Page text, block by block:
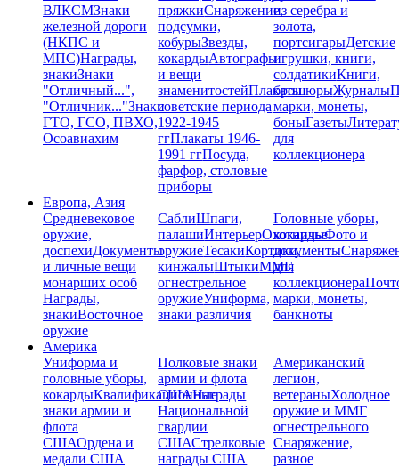
ВЛКСМЗнаки
железной дороги
(НКПС и
МПС)Награды,
знакиЗнаки
"Отличный...",
"Отличник..."Знаки
ГТО, ГСО, ПВХО,
Осоавиахим
пряжкиСнаряжение,
подсумки,
кобурыЗвезды,
кокардыАвтографы
и вещи
знаменитостейПлакаты
советские периода
1922-1945
ггПлакаты 1946-
1991 ггПосуда,
фарфор, столовые
приборы
из серебра и
золота,
портсигарыДетские
игрушки, книги,
солдатикиКниги,
брошюрыЖурналы
марки, монеты,
боныГазеты
для
коллекционера
Европа, Азия
Средневековое
оружие,
доспехиДокументы
и личные вещи
монарших особ
Награды,
знакиВосточное
оружие
СаблиШпаги,
палашиИнтерьерОхотничье
оружиеТесакиКортики,
кинжалыШтыкиММГ,
огнестрельное
оружиеУниформа,
знаки различия
Головные уборы,
кокардыФото и
документы
для
коллекционера
марки, монеты,
банкноты
Америка
Униформа и
головные уборы,
кокардыКвалификационные
знаки армии и
флота
СШАОрдена и
медали США
Полковые знаки
армии и флота
СШАНаграды
Национальной
гвардии
СШАСтрелковые
награды США
Американский
легион,
ветераныХолодное
оружие и ММГ
огнестрельного
Снаряжение,
разное